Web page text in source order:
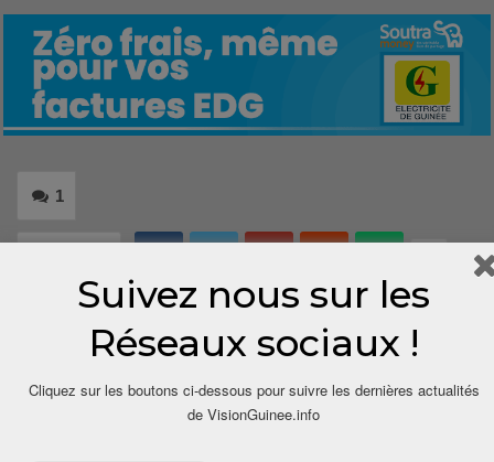
1
Suivez nous sur les
Réseaux sociaux !
Cliquez sur les boutons ci-dessous pour suivre les dernières actualités
de VisionGuinee.info